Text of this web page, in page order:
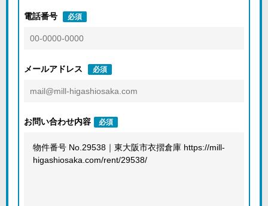
電話番号 必須
メールアドレス 必須
お問い合わせ内容 必須